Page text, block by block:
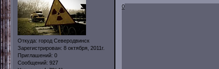
Откуда: город Северодвинск
Зарегистрирован: 8 октября, 2011г.
Приглашений: 0
Сообщений: 927
0